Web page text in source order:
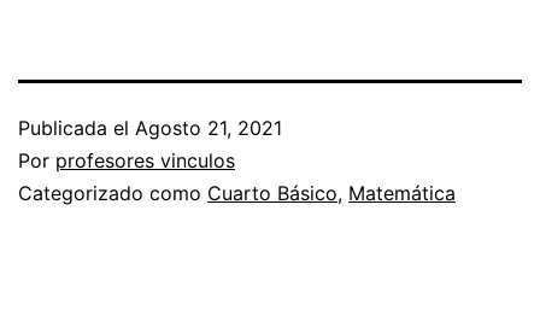
Publicada el Agosto 21, 2021
Por profesores vinculos
Categorizado como Cuarto Básico, Matemática